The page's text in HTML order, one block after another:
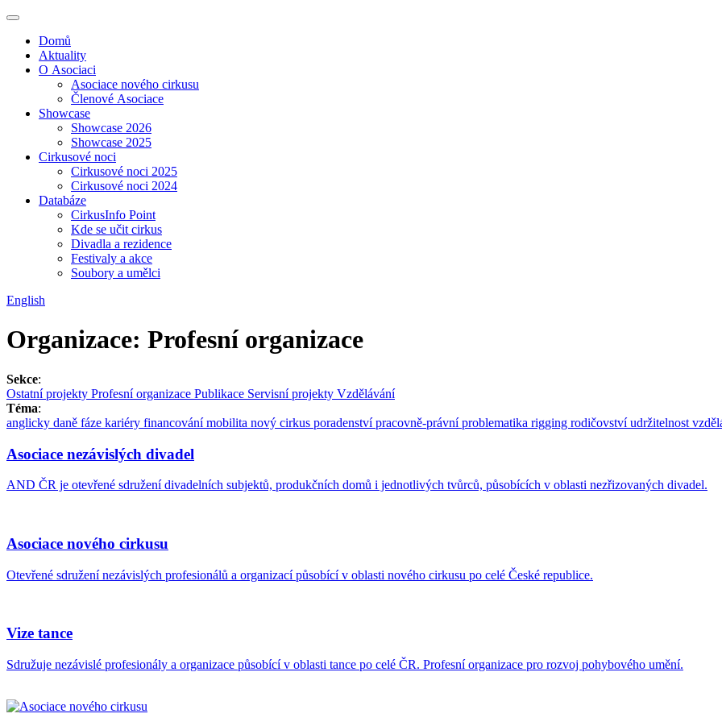
Domů
Aktuality
O Asociaci
Asociace nového cirkusu
Členové Asociace
Showcase
Showcase 2026
Showcase 2025
Cirkusové noci
Cirkusové noci 2025
Cirkusové noci 2024
Databáze
CirkusInfo Point
Kde se učit cirkus
Divadla a rezidence
Festivaly a akce
Soubory a umělci
English
Organizace: Profesní organizace
Sekce:
Ostatní projekty Profesní organizace Publikace Servisní projekty Vzdělávání
Téma:
anglicky daně fáze kariéry financovánímobilita nový cirkus poradenstvípracovně-právní problematika rigging rodičovstvíudržitelnost
Asociace nezávislých divadel
AND ČR je otevřené sdružení divadelních subjektů, produkčních domů i jednotlivých tvůrců, působících v oblasti nezřizovaných divadel.
Asociace nového cirkusu
Otevřené sdružení nezávislých profesionálů a organizací působící v oblasti nového cirkusu po celé České republice.
Vize tance
Sdružuje nezávislé profesionály a organizace působící v oblasti tance po celé ČR. Profesní organizace pro rozvoj pohybového umění.